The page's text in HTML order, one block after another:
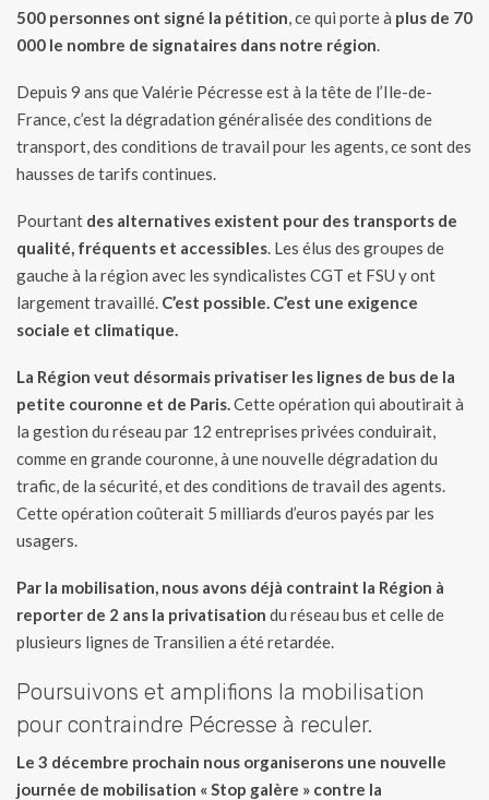
500 personnes ont signé la pétition, ce qui porte à plus de 70
000 le nombre de signataires dans notre région.
Depuis 9 ans que Valérie Pécresse est à la tête de l’Ile-de-
France, c’est la dégradation généralisée des conditions de
transport, des conditions de travail pour les agents, ce sont des
hausses de tarifs continues.
Pourtant des alternatives existent pour des transports de
qualité, fréquents et accessibles. Les élus des groupes de
gauche à la région avec les syndicalistes CGT et FSU y ont
largement travaillé. C’est possible. C’est une exigence
sociale et climatique.
La Région veut désormais privatiser les lignes de bus de la
petite couronne et de Paris.Cette opération qui aboutirait à
la gestion du réseau par 12 entreprises privées conduirait,
comme en grande couronne, à une nouvelle dégradation du
trafic, de la sécurité, et des conditions de travail des agents.
Cette opération coûterait 5 milliards d’euros payés par les
usagers.
Par la mobilisation, nous avons déjà contraint la Région à
reporter de 2 ans la privatisation du réseau bus et celle de
plusieurs lignes de Transilien a été retardée.
Poursuivons et amplifions la mobilisation
pour contraindre Pécresse à reculer.
Le 3 décembre prochain nous organiserons une nouvelle
journée de mobilisation « Stop galère » contre la